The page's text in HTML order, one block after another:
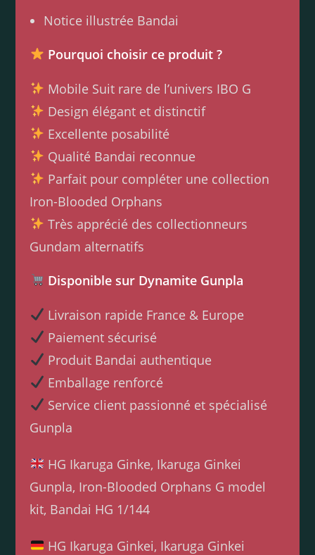
Notice illustrée Bandai
Pourquoi choisir ce produit ?
Mobile Suit rare de l’univers IBO G
Design élégant et distinctif
Excellente posabilité
Qualité Bandai reconnue
Parfait pour compléter une collection
Iron-Blooded Orphans
Très apprécié des collectionneurs
Gundam alternatifs
Disponible sur Dynamite Gunpla
Livraison rapide France & Europe
Paiement sécurisé
Produit Bandai authentique
Emballage renforcé
Service client passionné et spécialisé
Gunpla
HG Ikaruga Ginke, Ikaruga Ginkei
Gunpla, Iron-Blooded Orphans G model
kit, Bandai HG 1/144
HG Ikaruga Ginkei, Ikaruga Ginkei